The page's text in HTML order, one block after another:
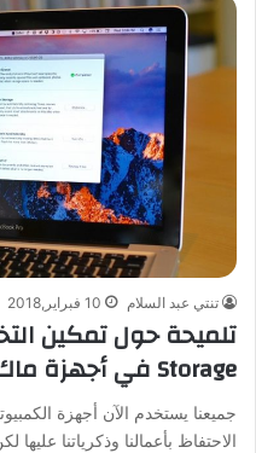
تنتي عبد السلام 10 فبراير,2018
Storage في أجهزة ماك
جميعنا يستخدم الآن أجهزة
الاحتفاظ بأعمالنا وذكرياتنا